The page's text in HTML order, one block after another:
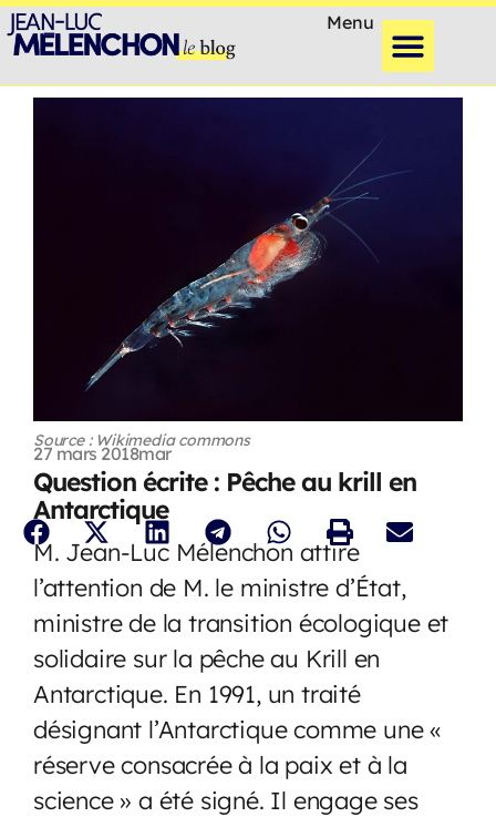
Menu
Source : Wikimedia commons
27 mars 2018mar
Question écrite : Pêche au krill en
Antarctique
M. Jean-Luc Mélenchon attire
l’attention de M. le ministre d’État,
ministre de la transition écologique et
solidaire sur la pêche au Krill en
Antarctique. En 1991, un traité
désignant l’Antarctique comme une «
réserve consacrée à la paix et à la
science » a été signé. Il engage ses